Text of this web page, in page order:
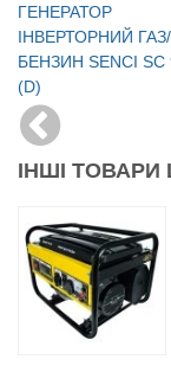
ГЕНЕРАТОР
ІНВЕРТОРНИЙ ГАЗ/
БЕНЗИН SENCI SC
(D)
ІНШІ ТОВАРИ